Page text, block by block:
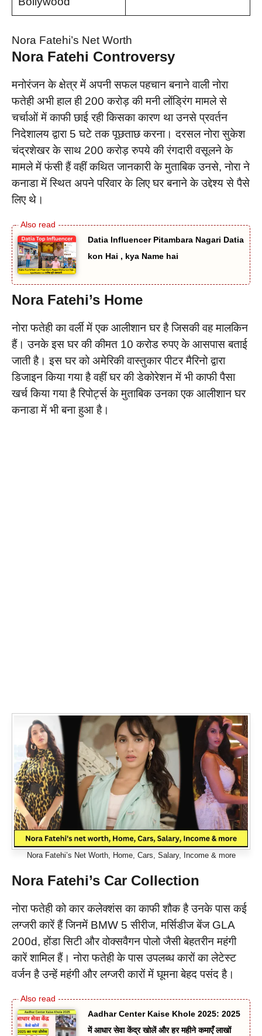
Nora Fatehi’s Net Worth
Nora Fatehi Controversy
मनोरंजन के क्षेत्र में अपनी सफल पहचान बनाने वाली नोरा
फतेही अभी हाल ही 200 करोड़ की मनी लोंड्रिंग मामले से
चर्चाओं में काफी छाई रही किसका कारण था उनसे प्रवर्तन
निदेशालय द्वारा 5 घटे तक पूछताछ करना। दरसल नोरा सुकेश
चंद्रशेखर के साथ 200 करोड़ रुपये की रंगदारी वसूलने के
मामले में फंसी हैं वहीं कथित जानकारी के मुताबिक उनसे, नोरा ने
कनाडा में स्थित अपने परिवार के लिए घर बनाने के उद्देश्य से पैसे
लिए थे।
Datia Influencer Pitambara Nagari Datia
kon Hai , kya Name hai
Nora Fatehi’s Home
नोरा फतेही का वर्ली में एक आलीशान घर है जिसकी वह मालकिन
हैं। उनके इस घर की कीमत 10 करोड रुपए के आसपास बताई
जाती है। इस घर को अमेरिकी वास्तुकार पीटर मैरिनो द्वारा
डिजाइन किया गया है वहीं घर की डेकोरेशन में भी काफी पैसा
खर्च किया गया है रिपोर्ट्स के मुताबिक उनका एक आलीशान घर
कनाडा में भी बना हुआ है।
Nora Fatehi’s Net Worth, Home, Cars, Salary, Income & more
Nora Fatehi’s Car Collection
नोरा फतेही को कार कलेक्शंस का काफी शौक है उनके पास कई
लग्जरी कारें हैं जिनमें BMW 5 सीरीज, मर्सिडीज बेंज GLA
200d, होंडा सिटी और वोक्सवैगन पोलो जैसी बेहतरीन महंगी
कारें शामिल हैं। नोरा फतेही के पास उपलब्ध कारों का लेटेस्ट
वर्जन है उन्हें महंगी और लग्जरी कारों में घूमना बेहद पसंद है।
Aadhar Center Kaise Khole 2025: 2025
में आधार सेवा केंद्र खोलें और हर महीने कमाएँ लाखों